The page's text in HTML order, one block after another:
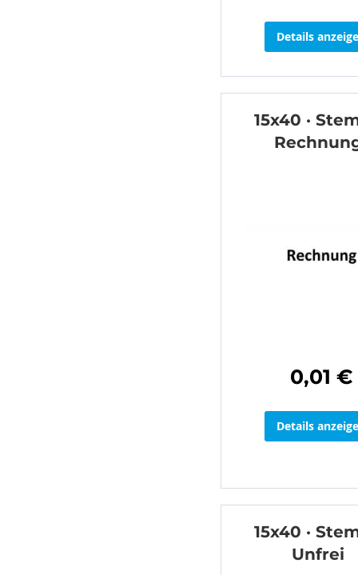
Details
15x40 ·
0,01 €
Details
15x40 ·
Unfrei